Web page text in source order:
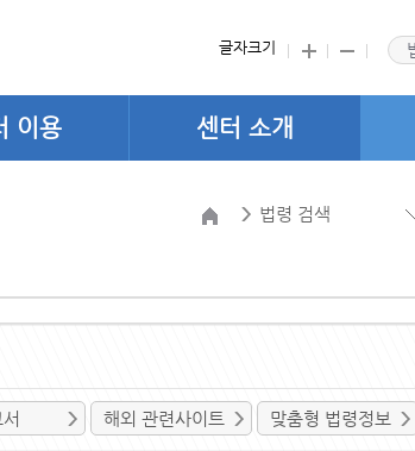
글자크기
이용 센터 소개
법령 검색
해외 관련사이트 맞춤형 법령정보